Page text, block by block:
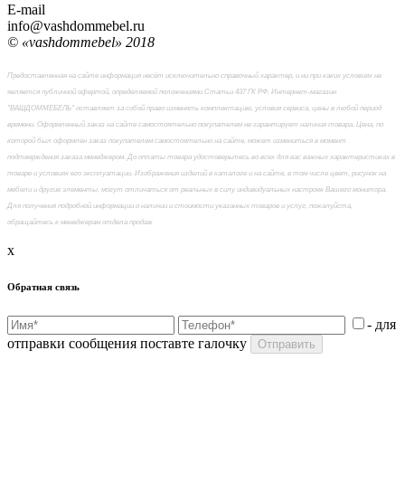
E-mail
info@vashdommebel.ru
© «vashdommebel» 2018
Предоставленная на сайте информация несёт исключительно справочный характер, и ни при каких условиях не
является публичной офертой, определяемой положениями Статьи 437 ГК РФ. Интернет-магазин
"ВАШДОММЕБЕЛЬ" оставляет за собой право изменять комплектацию, условия сервиса, цены в любой период
времени. Оформленный заказ на сайте самостоятельно покупателем не гарантирует наличия товара. Цена, по
которой был оформлен заказ покупателем самостоятельно на сайте, может измениться в момент
подтверждения заказа менеджером. До оплаты товара удостоверьтесь во всех для вас важных характеристиках в
товаре и условиях его эксплуатации. Изображения изделий в каталоге и на сайте, в том числе цвет, рисунок на
мебели и другие элементы, могут отличаться от реальных в силу индивидуальных настроек Вашего монитора.
Для получения подробной информации о наличии и стоимости указанных товаров и услуг, пожалуйста,
обращайтесь к менеджерам отдела продаж
x
Обратная связь
- для
отправки сообщения поставте галочку